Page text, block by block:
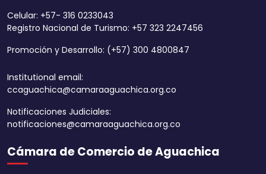
Celular: +57- 316 0233043
Registro Nacional de Turismo: +57 323 2247456
Promoción y Desarrollo: (+57) 300 4800847
Institutional email:
ccaguachica@camaraaguachica.org.co
Notificaciones Judiciales:
notificaciones@camaraaguachica.org.co
Cámara de Comercio de Aguachica
Aumentar